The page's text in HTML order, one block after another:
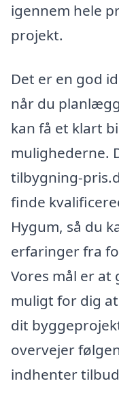
igennem hele
projekt.
Det er en god
når du
kan få et klart
mulighederne.
tilbygning-
finde
Hygum, så du
erfaringer fra
Vores mål er at
muligt for dig
dit
overvejer
indhenter